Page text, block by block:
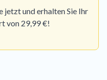
jetzt und erhalten Sie Ihr
von 29,99 €!